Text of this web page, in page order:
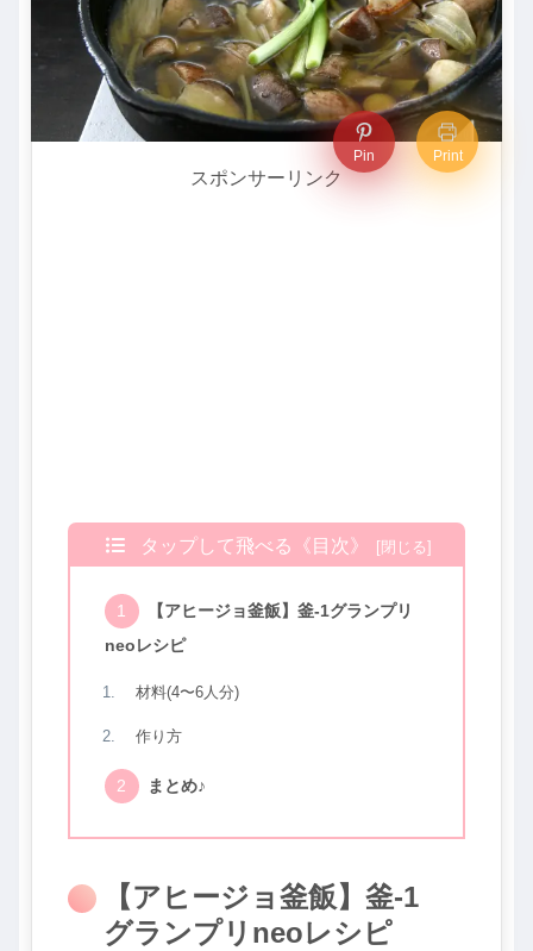
Pin Print
スポンサーリンク
タップして飛べる《目次》
【アヒージョ釜飯】釜-1グランプリ
neoレシピ
材料(4〜6人分)
作り方
まとめ♪
【アヒージョ釜飯】釜-1
グランプリneoレシピ